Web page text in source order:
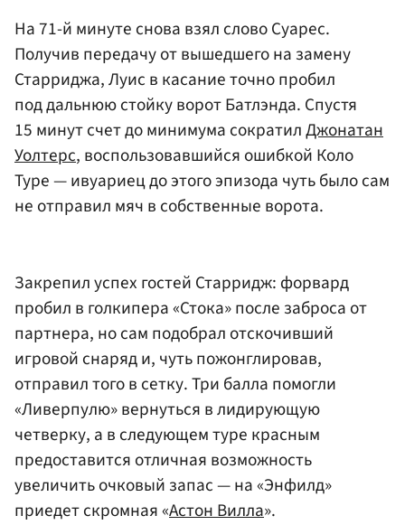
На 71-й минуте снова взял слово Суарес.
Получив передачу от вышедшего на замену
Старриджа, Луис в касание точно пробил
под дальнюю стойку ворот Батлэнда. Спустя
15 минут счет до минимума сократилДжонатан
Уолтерс, воспользовавшийся ошибкой Коло
Туре — ивуариец до этого эпизода чуть было сам
не отправил мяч в собственные ворота.
Закрепил успех гостей Старридж: форвард
пробил в голкипера «Стока» после заброса от
партнера, но сам подобрал отскочивший
игровой снаряд и, чуть пожонглировав,
отправил того в сетку. Три балла помогли
«Ливерпулю» вернуться в лидирующую
четверку, а в следующем туре красным
предоставится отличная возможность
увеличить очковый запас — на «Энфилд»
приедет скромная «Астон Вилла».